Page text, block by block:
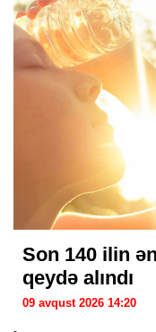
Son 140 ilin
qeydə alındı
09 avqust 2026 14:20